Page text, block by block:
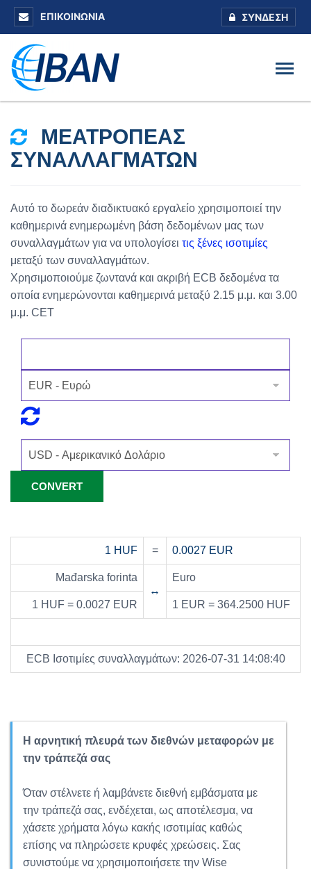
ΕΠΙΚΟΙΝΩΝΊΑ ΣΎΝΔΕΣΗ
ΜΕΑΤΡΟΠΈΑΣ
ΣΥΝΑΛΛΑΓΜΆΤΩΝ
Αυτό το δωρεάν διαδικτυακό εργαλείο χρησιμοποιεί την
καθημερινά ενημερωμένη βάση δεδομένων μας των
συναλλαγμάτων για να υπολογίσει τις ξένες ισοτιμίες
μεταξύ των συναλλαγμάτων.
Χρησιμοποιούμε ζωντανά και ακριβή ECB δεδομένα τα
οποία ενημερώνονται καθημερινά μεταξύ 2.15 μ.μ. και 3.00
μ.μ. CET
1 HUF = 0.0027 EUR
Mađarska forinta
↔
Euro
1 HUF = 0.0027 EUR 1 EUR = 364.2500 HUF
ECB Ισοτιμίες συναλλαγμάτων: 2026-07-31 14:08:40
Η αρνητική πλευρά των διεθνών μεταφορών με
την τράπεζά σας
Όταν στέλνετε ή λαμβάνετε διεθνή εμβάσματα με
την τράπεζά σας, ενδέχεται, ως αποτέλεσμα, να
χάσετε χρήματα λόγω κακής ισοτιμίας καθώς
επίσης να πληρώσετε κρυφές χρεώσεις. Σας
συνιστούμε να χρησιμοποιήσετε την Wise